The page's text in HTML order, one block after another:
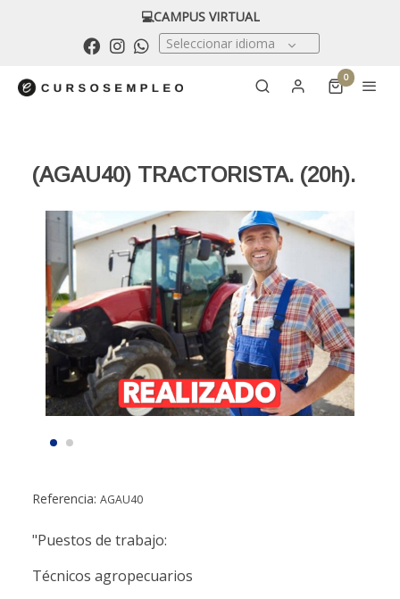
💻CAMPUS VIRTUAL
Seleccionar idioma
0
(AGAU40) TRACTORISTA. (20h).
Referencia: AGAU40
"Puestos de trabajo:
Técnicos agropecuarios